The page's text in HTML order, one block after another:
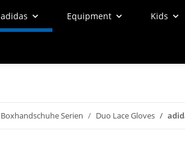
adidas Equipment Kids
Boxhandschuhe Serien Duo Lace Gloves